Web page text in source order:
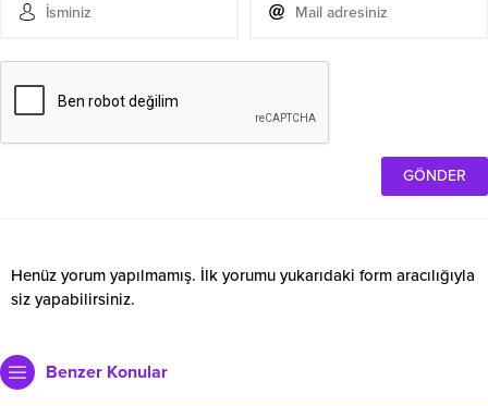
Henüz yorum yapılmamış. İlk yorumu yukarıdaki form aracılığıyla
siz yapabilirsiniz.
Benzer Konular